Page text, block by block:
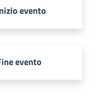
evento
evento